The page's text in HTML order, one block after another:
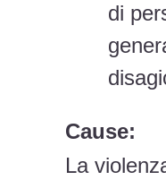
di
Cause:
La